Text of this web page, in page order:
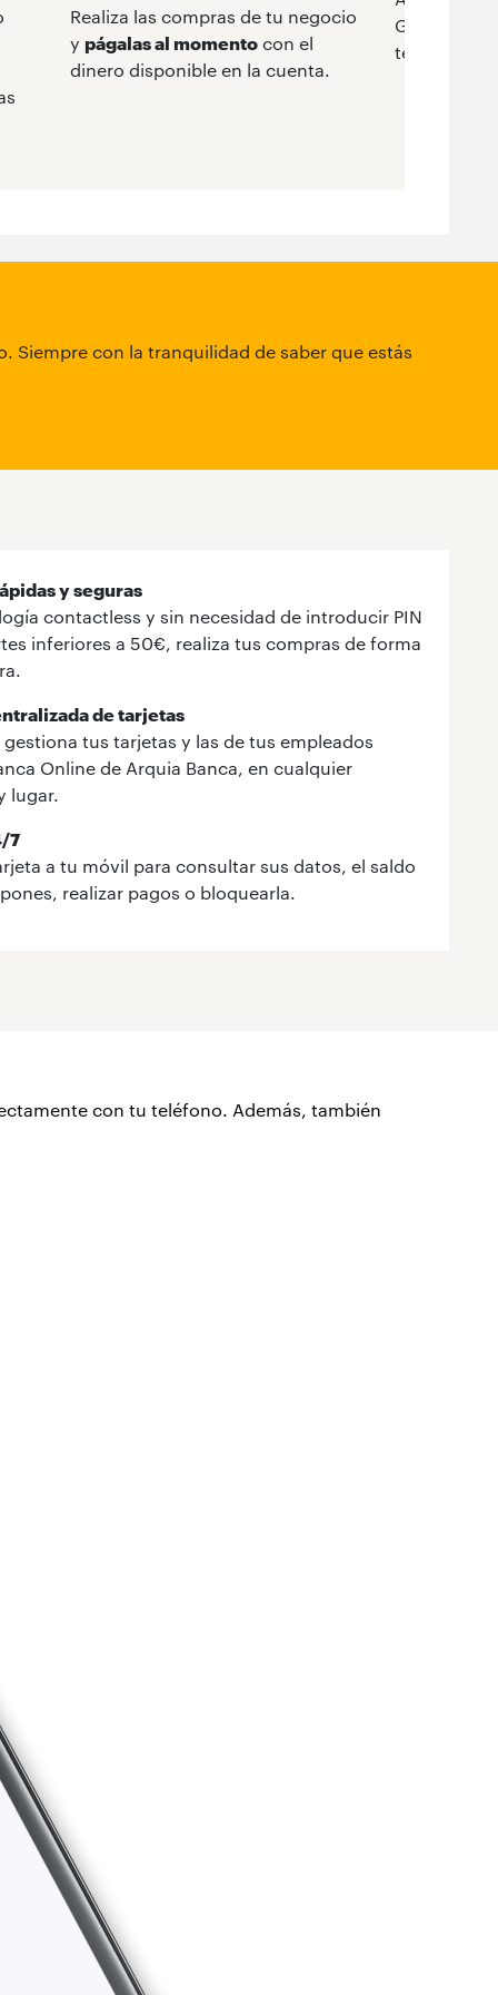
Realiza las compras de tu negocio
y págalas al momento con el
dinero disponible en la cuenta.
Google Pay
teléfono
Siempre con la tranquilidad de saber que estás
y seguras
contactless y sin necesidad de introducir PIN
inferiores a 50€, realiza tus compras de forma
de tarjetas
tus tarjetas y las de tus empleados
Online de Arquia Banca, en cualquier
lugar.
7
a tu móvil para consultar sus datos, el saldo
realizar pagos o bloquearla.
con tu teléfono. Además, también